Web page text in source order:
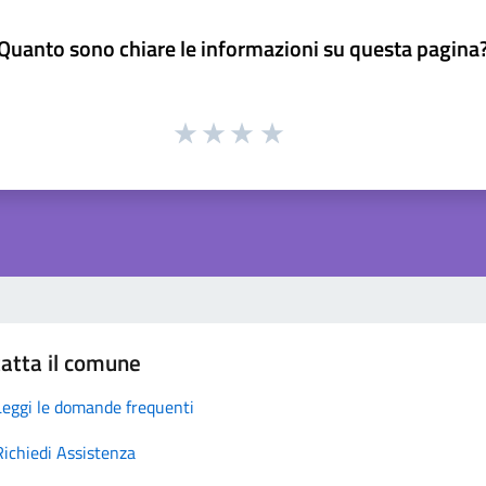
sono chiare le informazioni su questa
il comune
le domande frequenti
Assistenza